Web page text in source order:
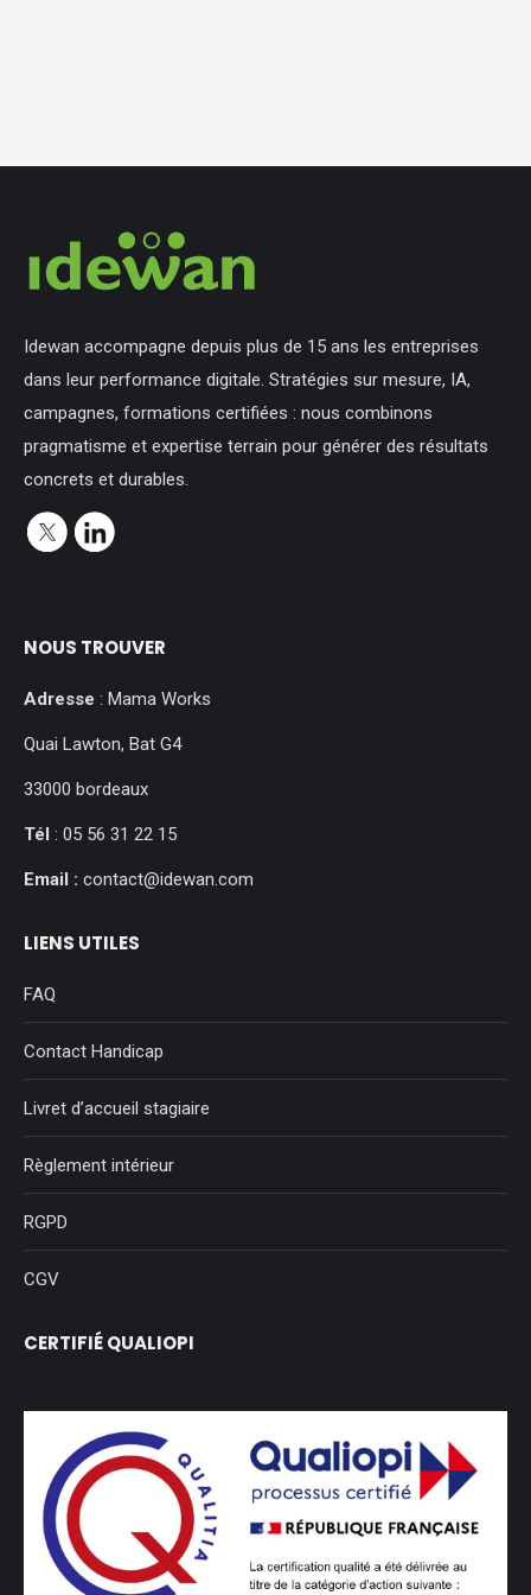
Idewan accompagne depuis plus de 15 ans les entreprises
dans leur performance digitale. Stratégies sur mesure, IA,
campagnes, formations certifiées : nous combinons
pragmatisme et expertise terrain pour générer des résultats
concrets et durables.
NOUS TROUVER
Adresse : Mama Works
Quai Lawton, Bat G4
33000 bordeaux
Tél : 05 56 31 22 15
Email : contact@idewan.com
LIENS UTILES
FAQ
Contact Handicap
Livret d’accueil stagiaire
Règlement intérieur
RGPD
CGV
CERTIFIÉ QUALIOPI